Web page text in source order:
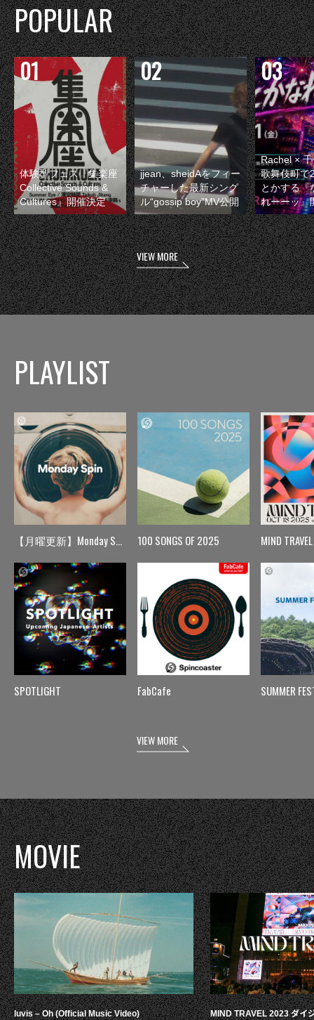
POPULAR
体験型フェス『集楽座
Collective Sounds &
Cultures』開催決定
jjean、sheidAをフィー
チャーした最新シング
ル“gossip boy”MV公開
Rachel ×
歌舞伎町で
とかする『
れーーッ』
VIEW MORE
PLAYLIST
【月曜更新】Monday Spin
SPOTLIGHT
100 SONGS OF 2025
FabCafe
MIND TRAVEL
SUMMER
VIEW MORE
MOVIE
luvis – Oh (Official Music Video) MIND TRAVEL 2023 ダイ